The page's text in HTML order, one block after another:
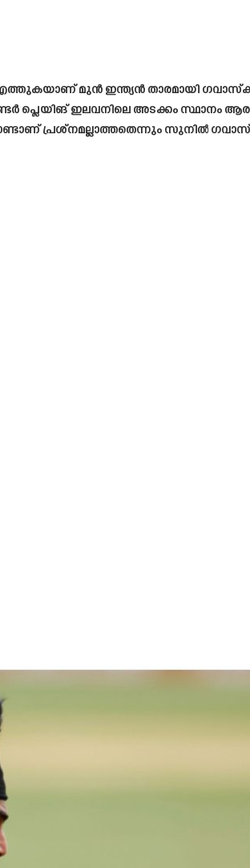
എത്തുകയാണ് മുൻ ഇന്ത്യൻ താരമായി
പ്ലെയിങ് ഇലവനിലെ അടക്കം സ്ഥാനം
പ്രശ്നമല്ലാത്തതെന്നും സുനിൽ